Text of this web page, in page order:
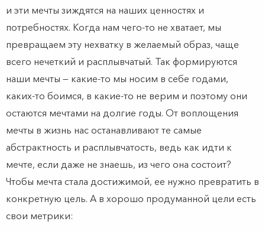
и эти мечты зиждятся на наших ценностях и
потребностях. Когда нам чего-то не хватает, мы
превращаем эту нехватку в желаемый образ, чаще
всего нечеткий и расплывчатый. Так формируются
наши мечты — какие-то мы носим в себе годами,
каких-то боимся, в какие-то не верим и поэтому они
остаются мечтами на долгие годы. От воплощения
мечты в жизнь нас останавливают те самые
абстрактность и расплывчатость, ведь как идти к
мечте, если даже не знаешь, из чего она состоит?
Чтобы мечта стала достижимой, ее нужно превратить в
конкретную цель. А в хорошо продуманной цели есть
свои метрики: